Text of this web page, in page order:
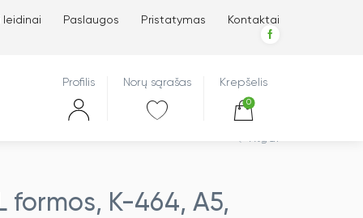
leidinai Paslaugos Pristatymas Kontaktai
Profilis Norų sąrašas Krepšelis
0
Atgal
formos, K-464, A5,